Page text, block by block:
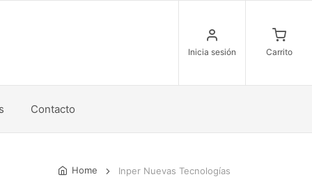
Inicia sesión Carrito
Contacto
Home Inper Nuevas Tecnologías